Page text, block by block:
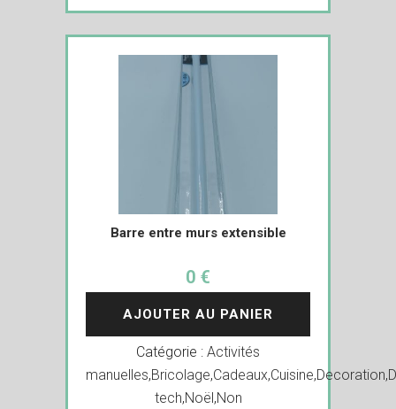
Barre entre murs extensible
0 €
AJOUTER AU PANIER
Catégorie : Activités
manuelles,Bricolage,Cadeaux,Cuisine,Decoration,
tech,Noël,Non